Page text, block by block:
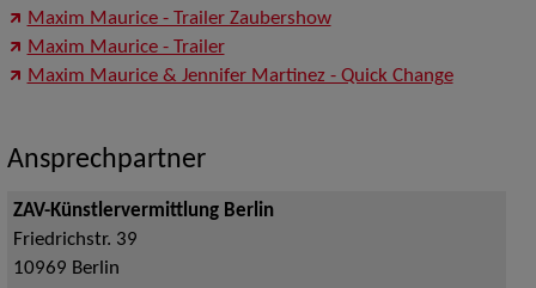
Maxim Maurice - Trailer Zaubershow
Maxim Maurice - Trailer
Maxim Maurice & Jennifer Martinez - Quick Change
Ansprechpartner
ZAV-Künstlervermittlung Berlin
Friedrichstr. 39
10969 Berlin